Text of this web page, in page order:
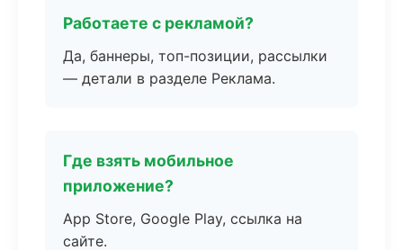
Работаете с рекламой?
Да, баннеры, топ-позиции, рассылки
— детали в разделе Реклама.
Где взять мобильное
приложение?
App Store, Google Play, ссылка на
сайте.